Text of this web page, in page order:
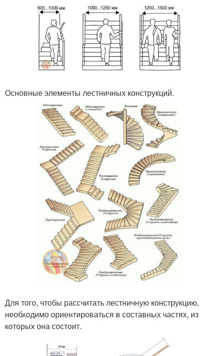
Основные элементы лестничных конструкций.
Для того, чтобы рассчитать лестничную конструкцию,
необходимо ориентироваться в составных частях, из
которых она состоит.